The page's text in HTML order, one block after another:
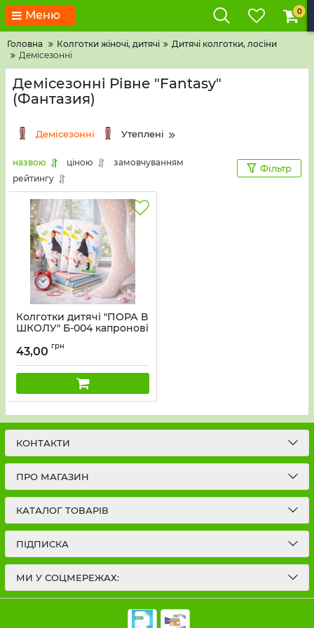
Меню 0
Головна Колготки жіночі, дитячі
Дитячі колготки, лосіни
Демісезонні
Демісезонні Рівне "Fantasy"
(Фантазия)
Демісезонні Утеплені
назвою ціною
замовчуванням
рейтингу
Фільтр
Колготки дитячі "ПОРА В
ШКОЛУ" Б-004 капронові
(134-140), 4-(146-152) -(білі
43,00 грн
КОНТАКТИ
ПРО МАГАЗИН
КАТАЛОГ ТОВАРІВ
ПІДПИСКА
МИ У СОЦМЕРЕЖАХ: